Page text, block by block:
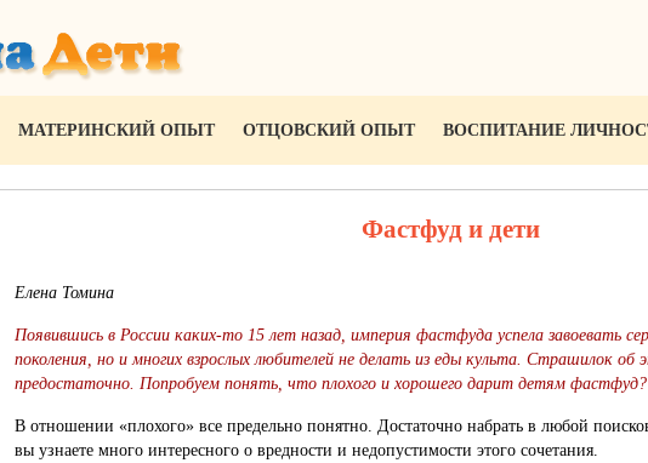
МАТЕРИНСКИЙ ОПЫТ ОТЦОВСКИЙ ОПЫТ ВОСПИТАНИЕ
Фастфуд и дети
Елена Томина
Появившись в России каких-то 15 лет назад, империя фастфуда успела завоевать
поколения, но и многих взрослых любителей не делать из еды культа. Страшилок
предостаточно. Попробуем понять, что плохого и хорошего дарит детям фастфуд?
В отношении «плохого» все предельно понятно. Достаточно набрать в любой
вы узнаете много интересного о вредности и недопустимости этого сочетания.